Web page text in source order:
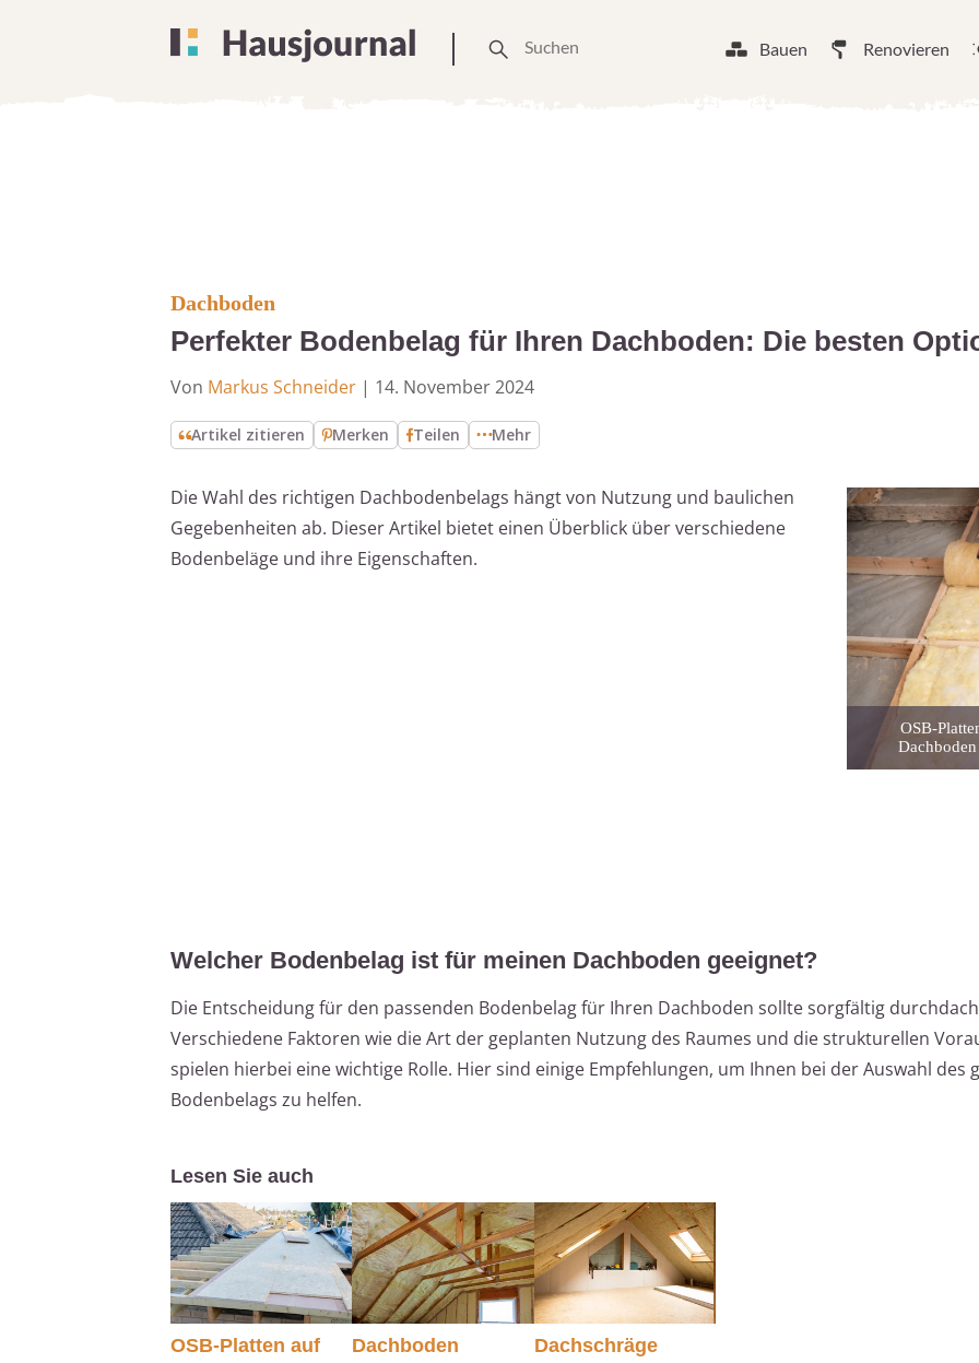
Bauen Renovieren
Dachboden
Perfekter Bodenbelag für Ihren Dachboden: Die besten
Von Markus Schneider | 14. November 2024
Artikel zitieren Merken Teilen Mehr
Die Wahl des richtigen Dachbodenbelags hängt von Nutzung und baulichen
Gegebenheiten ab. Dieser Artikel bietet einen Überblick über verschiedene
Bodenbeläge und ihre Eigenschaften.
OSB-
Welcher Bodenbelag ist für meinen Dachboden geeignet?
Die Entscheidung für den passenden Bodenbelag für Ihren Dachboden sollte sorgfältig
Verschiedene Faktoren wie die Art der geplanten Nutzung des Raumes und die strukturellen
spielen hierbei eine wichtige Rolle. Hier sind einige Empfehlungen, um Ihnen bei der Auswahl des
Bodenbelags zu helfen.
Lesen Sie auch
OSB-Platten auf
Dachboden
Dachschräge